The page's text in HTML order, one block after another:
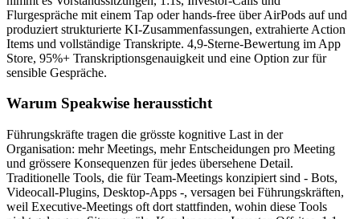
Flurgespräche mit einem Tap oder hands-free über AirPods auf und
produziert strukturierte KI-Zusammenfassungen, extrahierte Action
Items und vollständige Transkripte. 4,9-Sterne-Bewertung im App
Store, 95%+ Transkriptionsgenauigkeit und eine Option zur für
sensible Gespräche.
Warum Speakwise heraussticht
Führungskräfte tragen die grösste kognitive Last in der
Organisation: mehr Meetings, mehr Entscheidungen pro Meeting
und grössere Konsequenzen für jedes übersehene Detail.
Traditionelle Tools, die für Team-Meetings konzipiert sind - Bots,
Videocall-Plugins, Desktop-Apps -, versagen bei Führungskräften,
weil Executive-Meetings oft dort stattfinden, wohin diese Tools